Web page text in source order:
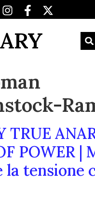
TRUE
POWER |
la tensione